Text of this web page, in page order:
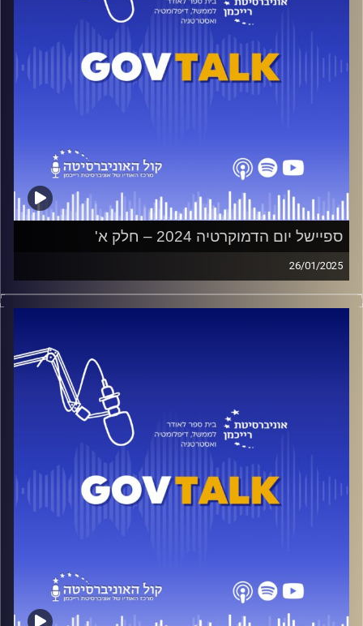
קרדיט תמונות:בית ספר לאודר לממשל דיפלומטיה ואסטרטגיה
ספיישל יום הדמוקרטיה 2024 – חלק א'
26/01/2025
כנס המכון לחירות ואחריות בשיתוף בית הספר לאודר לממשל.
בני גנץ- חשיבות יום הדמוקרטיה ושמירת הדמוקרטיה במדינת
ד"ר רד'א מנצור- שסעים בחברה הישראלית, דיפלומטיה
והחברה הדרוזית בישראל.
קרדיט תמונות:בית ספר לאודר לממשל דיפלומטיה ואסטרטגיה